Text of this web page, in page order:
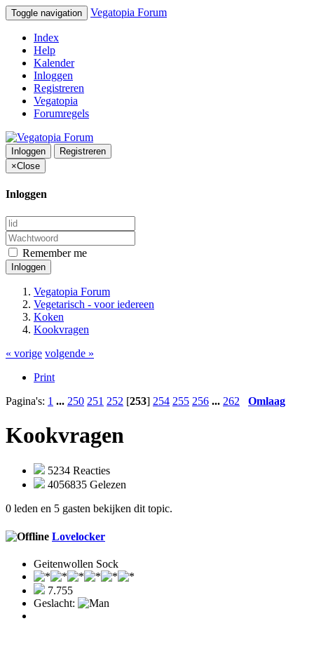
Toggle navigation Vegatopia Forum
Index
Help
Kalender
Inloggen
Registreren
Vegatopia
Forumregels
Inloggen
Registreren
×Close
Inloggen
Remember me
Inloggen
Vegatopia Forum
Vegetarisch - voor iedereen
Koken
Kookvragen
« vorige volgende »
Print
Pagina's: 1 ... 250 251 252 [253] 254 255 256 ... 262 Omlaag
Kookvragen
5234 Reacties
4056835 Gelezen
0 leden en 5 gasten bekijken dit topic.
Lovelocker
Geitenwollen Sock
7.755
Geslacht: